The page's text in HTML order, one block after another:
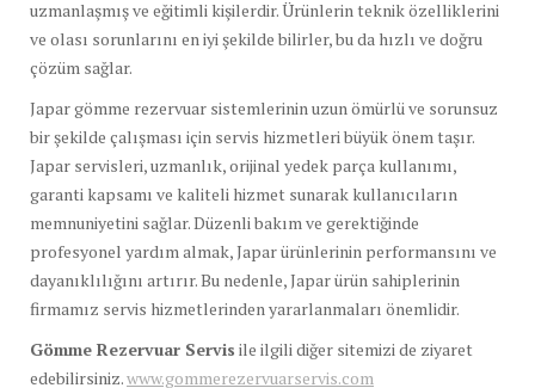
uzmanlaşmış ve eğitimli kişilerdir. Ürünlerin teknik özelliklerini
ve olası sorunlarını en iyi şekilde bilirler, bu da hızlı ve doğru
çözüm sağlar.
Japar gömme rezervuar sistemlerinin uzun ömürlü ve sorunsuz
bir şekilde çalışması için servis hizmetleri büyük önem taşır.
Japar servisleri, uzmanlık, orijinal yedek parça kullanımı,
garanti kapsamı ve kaliteli hizmet sunarak kullanıcıların
memnuniyetini sağlar. Düzenli bakım ve gerektiğinde
profesyonel yardım almak, Japar ürünlerinin performansını ve
dayanıklılığını artırır. Bu nedenle, Japar ürün sahiplerinin
firmamız servis hizmetlerinden yararlanmaları önemlidir.
Gömme Rezervuar Servis ile ilgili diğer sitemizi de ziyaret
edebilirsiniz.www.gommerezervuarservis.com